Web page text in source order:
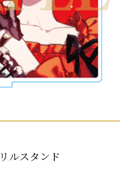
ルスタンド